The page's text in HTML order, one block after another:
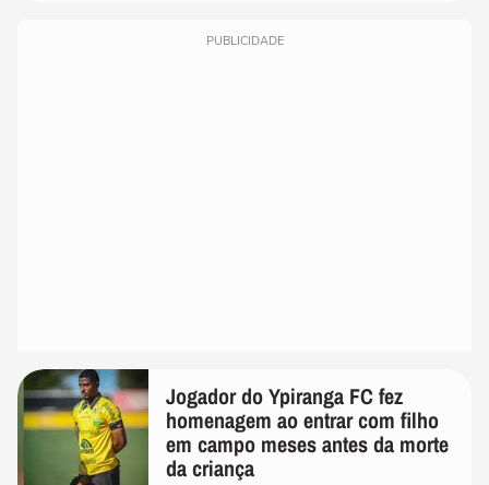
PUBLICIDADE
Jogador do Ypiranga FC fez
homenagem ao entrar com filho
em campo meses antes da morte
da criança